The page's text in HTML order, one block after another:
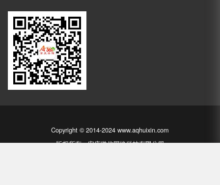
Copyright © 2014-2024 www.aqhuixin.com
版权所有：安庆徽信网络科技有限公司